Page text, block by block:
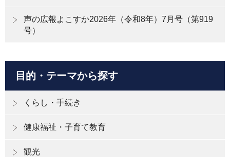
声の広報よこすか2026年（令和8年）7月号（第919
号）
目的・テーマから探す
くらし・手続き
健康福祉・子育て教育
観光